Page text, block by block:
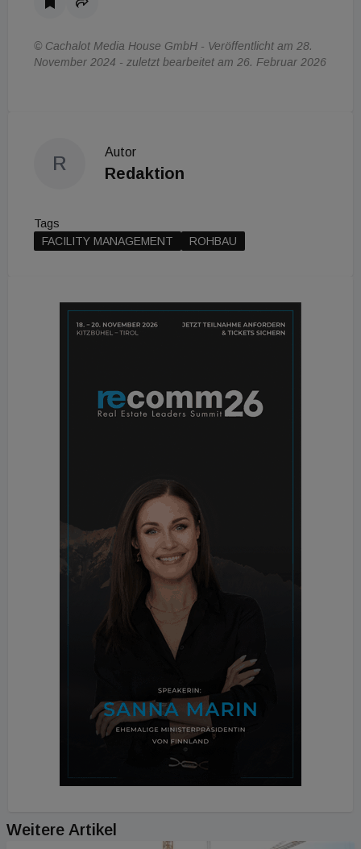
© Cachalot Media House GmbH - Veröffentlicht am 28.
November 2024 - zuletzt bearbeitet am 26. Februar 2026
R
Autor
Redaktion
Tags
FACILITY MANAGEMENT
ROHBAU
Weitere Artikel